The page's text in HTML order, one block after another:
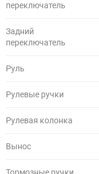
переключатель
Задний
переключатель
Руль
Рулевые ручки
Рулевая колонка
Вынос